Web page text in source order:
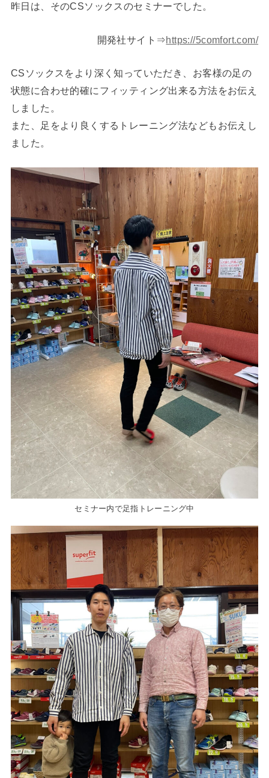
昨日は、そのCSソックスのセミナーでした。
開発社サイト⇒https://5comfort.com/
CSソックスをより深く知っていただき、お客様の足の
状態に合わせ的確にフィッティング出来る方法をお伝え
しました。
また、足をより良くするトレーニング法などもお伝えし
ました。
セミナー内で足指トレーニング中